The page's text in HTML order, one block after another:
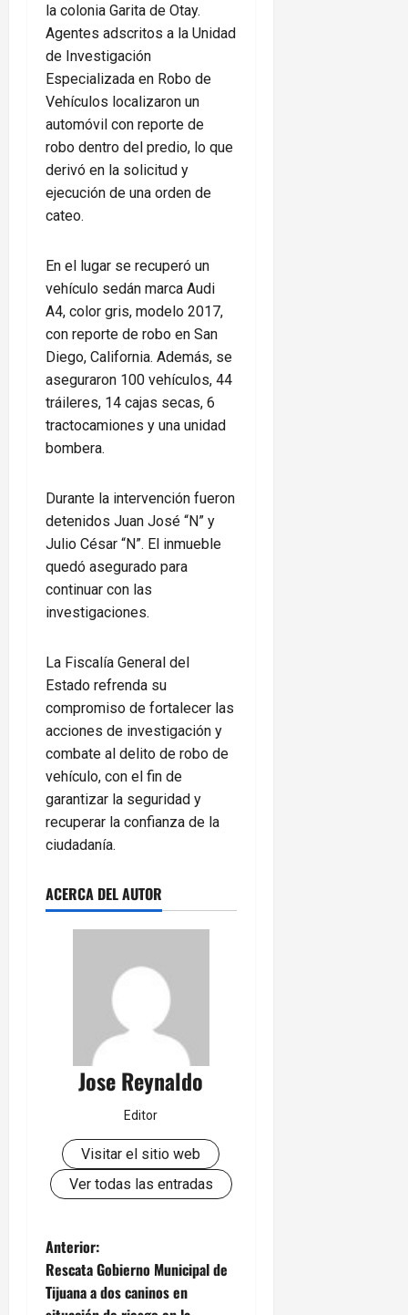
la colonia Garita de Otay.
Agentes adscritos a la Unidad
de Investigación
Especializada en Robo de
Vehículos localizaron un
automóvil con reporte de
robo dentro del predio, lo que
derivó en la solicitud y
ejecución de una orden de
cateo.
En el lugar se recuperó un
vehículo sedán marca Audi
A4, color gris, modelo 2017,
con reporte de robo en San
Diego, California. Además, se
aseguraron 100 vehículos, 44
tráileres, 14 cajas secas, 6
tractocamiones y una unidad
bombera.
Durante la intervención fueron
detenidos Juan José “N” y
Julio César “N”. El inmueble
quedó asegurado para
continuar con las
investigaciones.
La Fiscalía General del
Estado refrenda su
compromiso de fortalecer las
acciones de investigación y
combate al delito de robo de
vehículo, con el fin de
garantizar la seguridad y
recuperar la confianza de la
ciudadanía.
ACERCA DEL AUTOR
Jose Reynaldo
Editor
Visitar el sitio web
Ver todas las entradas
N
a
Anterior:
Rescata Gobierno Municipal de
Tijuana a dos caninos en